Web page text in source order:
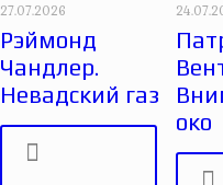
27.07.2026
Рэймонд
Чандлер.
Невадский газ
око